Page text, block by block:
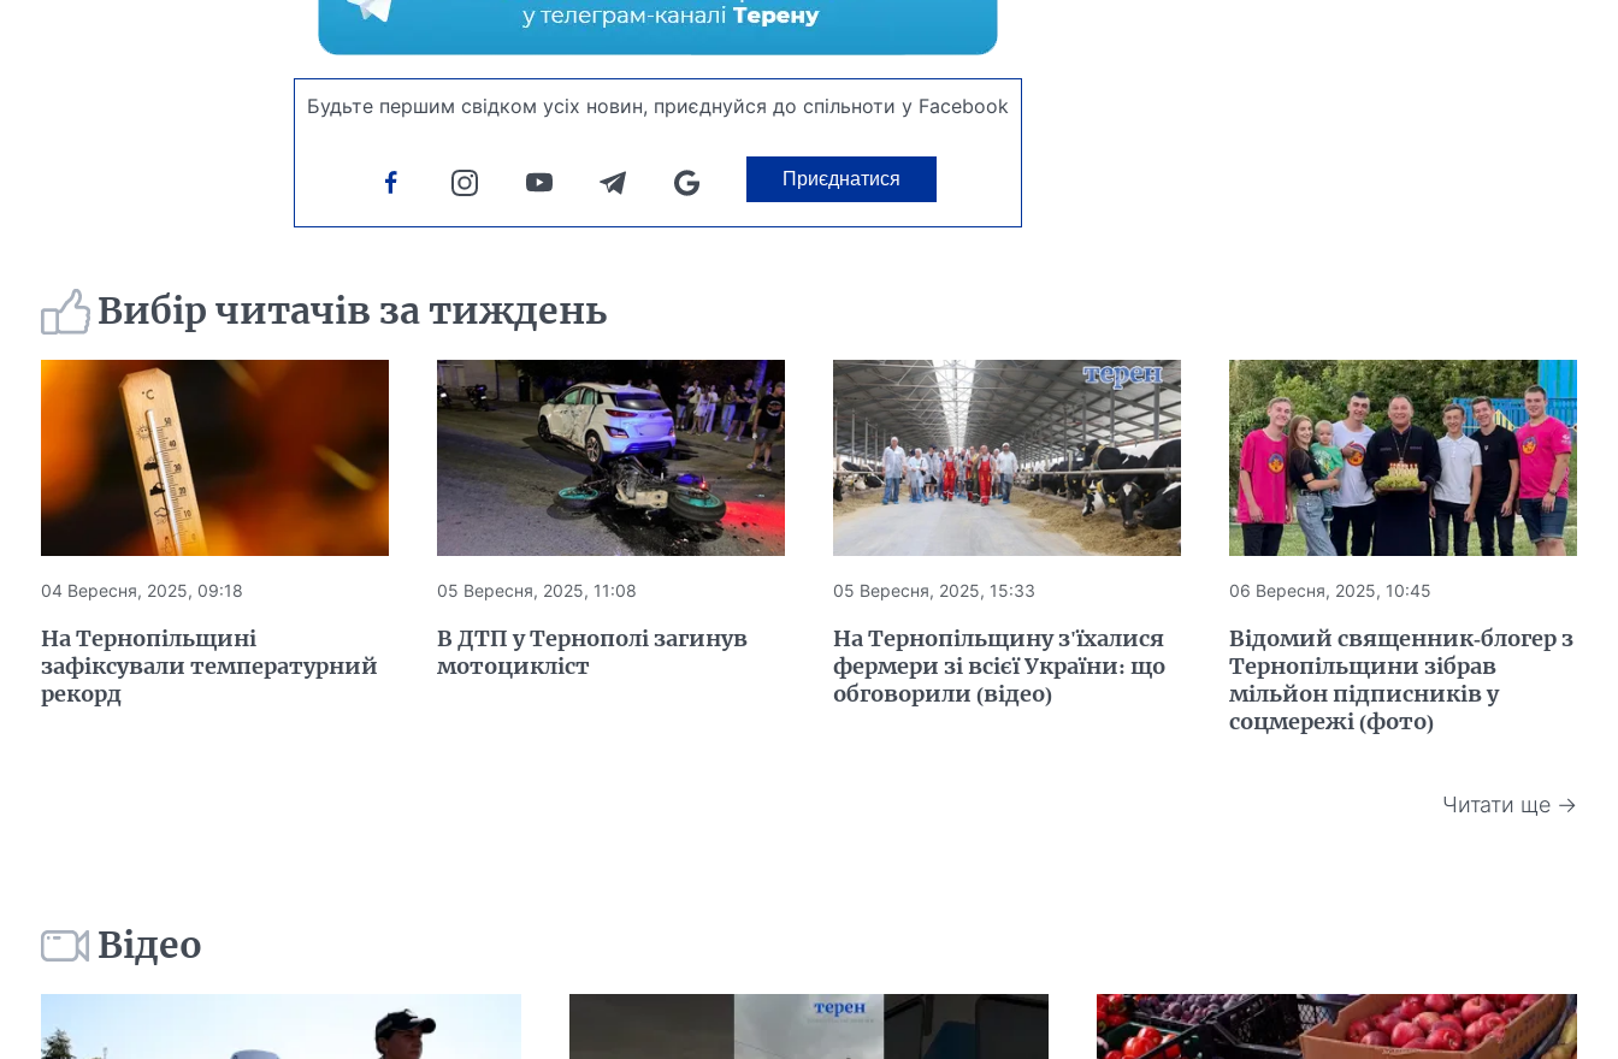
Будьте першим свідком усіх новин, приєднуйся до спільноти у Facebook
Приєднатися
Вибір читачів за тиждень
04 Вересня, 2025, 09:18
На Тернопільщині
зафіксували температурний
рекорд
05 Вересня, 2025, 11:08
В ДТП у Тернополі загинув
мотоцикліст
05 Вересня, 2025, 15:33
На Тернопільщину з'їхалися
фермери зі всієї України: що
обговорили (відео)
06 Вересня, 2025, 10:45
Відомий священник-блогер з
Тернопільщини зібрав
мільйон підписників у
соцмережі (фото)
Читати ще →
Відео